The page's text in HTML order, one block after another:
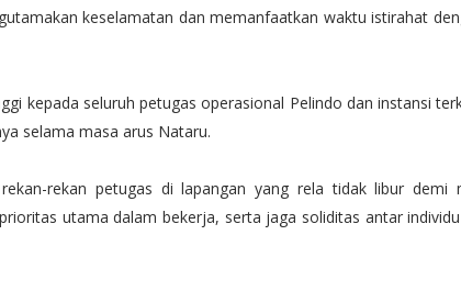
keselamatan dan memanfaatkan waktu istirahat
kepada seluruh petugas operasional Pelindo dan instansi
selama masa arus Nataru.
rekan petugas di lapangan yang rela tidak libur demi
utama dalam bekerja, serta jaga soliditas antar